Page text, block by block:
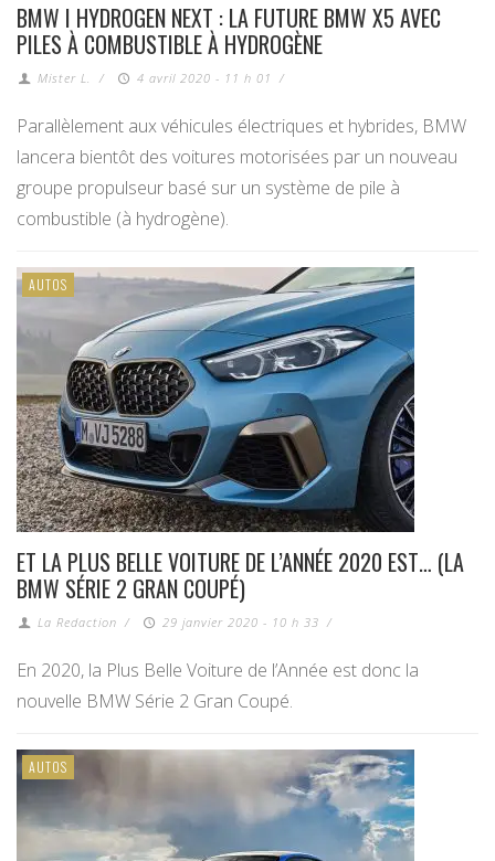
BMW I HYDROGEN NEXT : LA FUTURE BMW X5 AVEC
PILES À COMBUSTIBLE À HYDROGÈNE
Mister L. / 4 avril 2020 - 11 h 01 /
Parallèlement aux véhicules électriques et hybrides, BMW
lancera bientôt des voitures motorisées par un nouveau
groupe propulseur basé sur un système de pile à
combustible (à hydrogène).
AUTOS
ET LA PLUS BELLE VOITURE DE L’ANNÉE 2020 EST… (LA
BMW SÉRIE 2 GRAN COUPÉ)
La Redaction / 29 janvier 2020 - 10 h 33 /
En 2020, la Plus Belle Voiture de l’Année est donc la
nouvelle BMW Série 2 Gran Coupé.
AUTOS